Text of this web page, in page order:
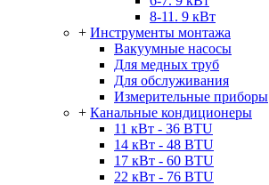
8-11. 9 кВт
+ Инструменты монтажа
Вакуумные насосы
Для медных труб
Для обслуживания
Измерительные приборы
+ Канальные кондиционеры
11 кВт - 36 BTU
14 кВт - 48 BTU
17 кВт - 60 BTU
22 кВт - 76 BTU